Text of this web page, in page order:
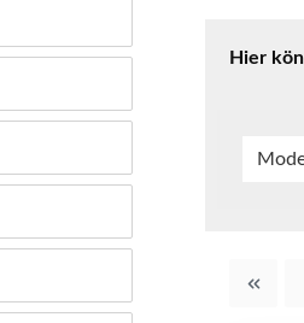
Hier